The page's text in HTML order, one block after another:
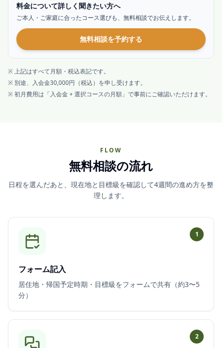
料金について詳しく聞きたい方へ
ご本人・ご家庭に合ったコース選びも、無料相談でお伝えします。
無料相談を予約する
※ 上記はすべて月額・税込表記です。
※ 別途、入会金30,000円（税込）を申し受けます。
※ 初月費用は「入会金 + 選択コースの月額」で事前にご確認いただけます。
FLOW
無料相談の流れ
日程を選んだあと、現在地と目標級を確認して4週間の進め方を整
理します。
1
フォーム記入
居住地・帰国予定時期・目標級をフォームで共有（約3〜5
分）
2